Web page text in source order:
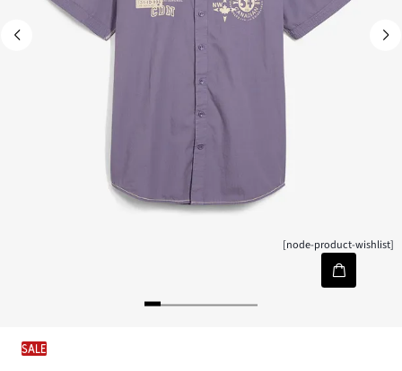
[node-product-wishlist]
SALE